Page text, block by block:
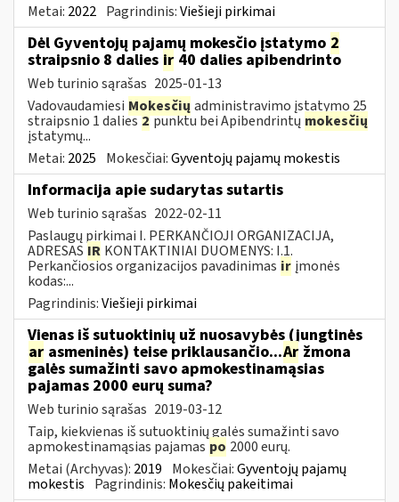
Metai: 2022 Pagrindinis:Viešieji pirkimai
Dėl Gyventojų pajamų mokesčio įstatymo 2
straipsnio 8 dalies ir 40 dalies apibendrinto
Web turinio sąrašas 2025-01-13
Vadovaudamiesi Mokesčių administravimo įstatymo 25
straipsnio 1 dalies2punktu bei Apibendrintų mokesčių
įstatymų...
Metai: 2025 Mokesčiai:Gyventojų pajamų mokestis
Informacija apie sudarytas sutartis
Web turinio sąrašas 2022-02-11
Paslaugų pirkimai I. PERKANČIOJI ORGANIZACIJA,
ADRESAS IR KONTAKTINIAI DUOMENYS: I.1.
Perkančiosios organizacijos pavadinimas ir įmonės
kodas:...
Pagrindinis:Viešieji pirkimai
Vienas iš sutuoktinių už nuosavybės (jungtinės
ar asmeninės) teise priklausančio...Ar žmona
galės sumažinti savo apmokestinamąsias
pajamas 2000 eurų suma?
Web turinio sąrašas 2019-03-12
Taip, kiekvienas iš sutuoktinių galės sumažinti savo
apmokestinamąsias pajamas po 2000 eurų.
Metai (Archyvas): 2019 Mokesčiai:Gyventojų pajamų
mokestis Pagrindinis: Mokesčių pakeitimai